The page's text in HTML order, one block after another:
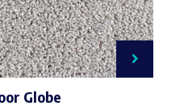
Globe